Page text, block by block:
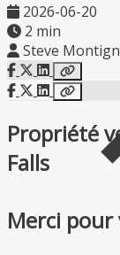
2026-06-20
2 min
Steve
Propriété
Falls
Merci